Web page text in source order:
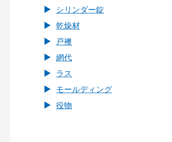
シリンダー錠
乾燥材
戸襖
網代
ラス
モールディング
役物